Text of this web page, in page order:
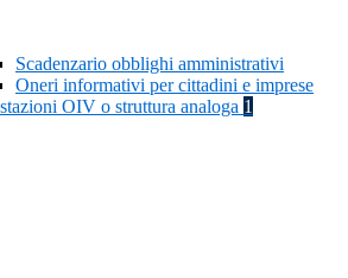
Scadenzario obblighi amministrativi
Oneri informativi per cittadini e imprese
OIV o struttura analoga 1